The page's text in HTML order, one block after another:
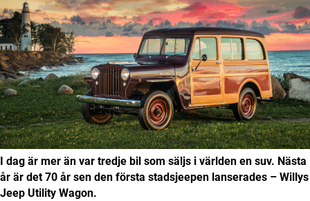
Läs e-tidningen
Digital prenumeration
Annonsera
Om Motorbranschen
Kontakt
Nyhetsbrev
I dag är mer än var tredje bil som säljs i världen en suv. Nästa
år är det 70 år sen den första stadsjeepen lanserades – Willys
Jeep Utility Wagon.